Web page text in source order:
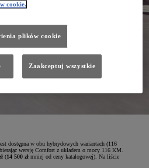
dostępna w obu hybrydowych wariantach (116
wersję Comfort z układem o mocy 116 KM.
(14 500 zł mniej od ceny katalogowej). Na liście
cookie.
plików cookie
Zaakceptuj wszystkie